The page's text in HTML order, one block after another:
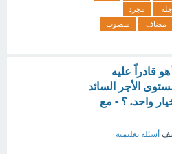
مجرد
مضاف
منصوب
قادراً عليه
الأجر السائد
واحد. ؟ - مع
أسئلة تعليمية